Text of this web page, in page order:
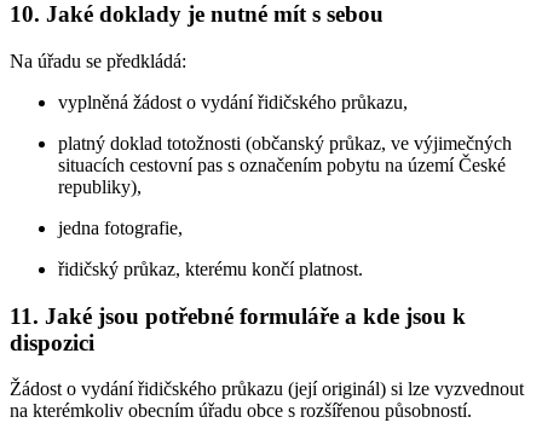
10. Jaké doklady je nutné mít s sebou
Na úřadu se předkládá:
vyplněná žádost o vydání řidičského průkazu,
platný doklad totožnosti (občanský průkaz, ve výjimečných
situacích cestovní pas s označením pobytu na území České
republiky),
jedna fotografie,
řidičský průkaz, kterému končí platnost.
11. Jaké jsou potřebné formuláře a kde jsou k
dispozici
Žádost o vydání řidičského průkazu (její originál) si lze vyzvednout
na kterémkoliv obecním úřadu obce s rozšířenou působností.